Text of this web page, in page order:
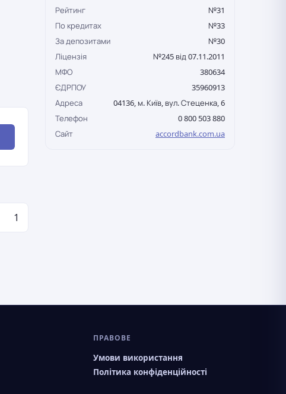
1
Рейтинг
№31
По кредитах
№33
За депозитами
№30
Ліцензія
№245 від 07.11.2011
МФО
380634
ЄДРПОУ
35960913
Адреса
04136, м. Київ, вул. Стеценка, 6
Телефон
0 800 503 880
Сайт
accordbank.com.ua
ПРАВОВЕ
Умови використання
Політика конфіденційності